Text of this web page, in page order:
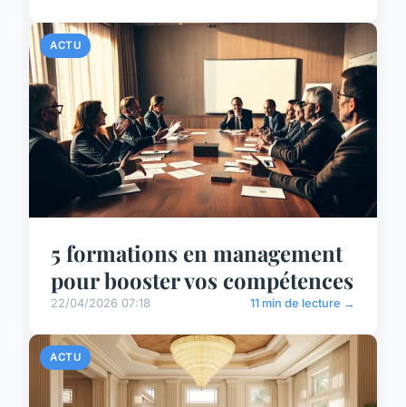
ACTU
5 formations en management
pour booster vos compétences
22/04/2026 07:18 11 min de lecture →
ACTU